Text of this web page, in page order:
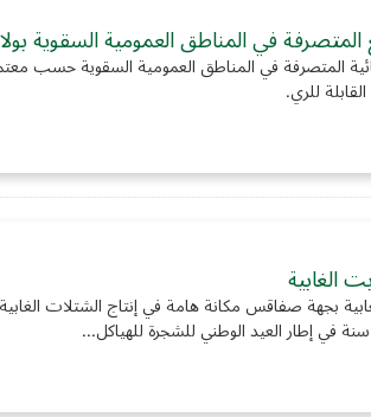
المتصرفة في المناطق العمومية السقوية
المتصرفة في المناطق العمومية السقوية حسب
للري.
الغابية
بجهة صفاقس مكانة هامة في إنتاج الشتلات
في إطار العيد الوطني للشجرة للهياكل...